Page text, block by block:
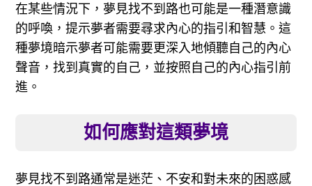
在某些情況下，夢見找不到路也可能是一種潛意識
的呼喚，提示夢者需要尋求內心的指引和智慧。這
種夢境暗示夢者可能需要更深入地傾聽自己的內心
聲音，找到真實的自己，並按照自己的內心指引前
進。
如何應對這類夢境
夢見找不到路通常是迷茫、不安和對未來的困惑感